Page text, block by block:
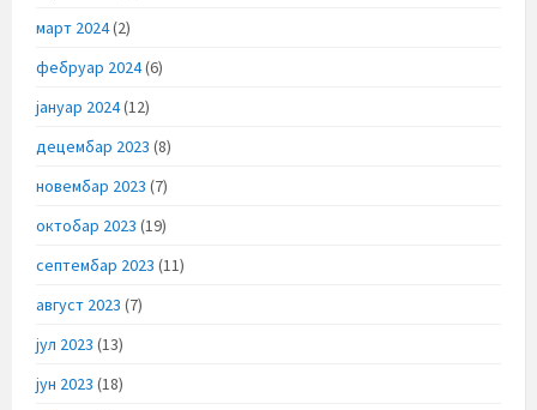
март 2024(2)
фебруар 2024(6)
јануар 2024(12)
децембар 2023 (8)
новембар 2023 (7)
октобар 2023 (19)
септембар 2023 (11)
август 2023 (7)
јул 2023 (13)
јун 2023 (18)